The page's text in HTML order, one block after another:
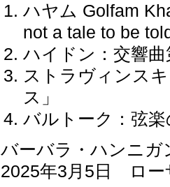
ハヤム Golfam
not a tale to be
ハイドン：交響
ストラヴィンス
ス」
バルトーク：弦
バーバラ・ハンニガ
2025年3月5日 ロー